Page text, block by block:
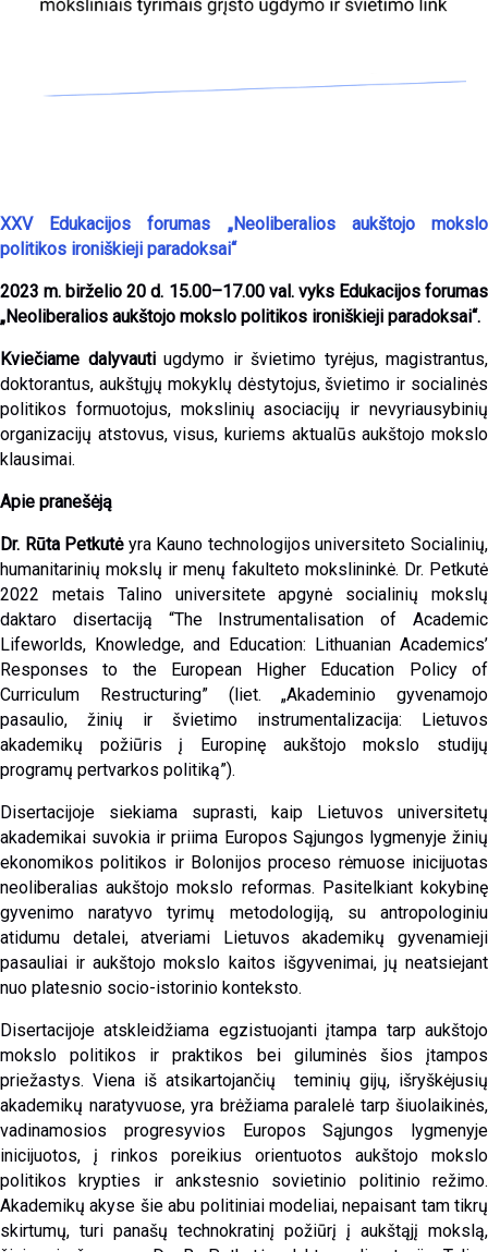
XXV Edukacijos forumas „Neoliberalios aukštojo mokslo
politikos ironiškieji paradoksai“
2023 m. birželio 20 d. 15.00–17.00 val. vyks Edukacijos forumas
„Neoliberalios aukštojo mokslo politikos ironiškieji paradoksai“.
Kviečiame dalyvautiugdymo ir švietimo tyrėjus, magistrantus,
doktorantus, aukštųjų mokyklų dėstytojus, švietimo ir socialinės
politikos formuotojus, mokslinių asociacijų ir nevyriausybinių
organizacijų atstovus, visus, kuriems aktualūs aukštojo mokslo
klausimai.
Apie pranešėją
Dr. Rūta Petkutėyra Kauno technologijos universiteto Socialinių,
humanitarinių mokslų ir menų fakulteto mokslininkė. Dr. Petkutė
2022 metais Talino universitete apgynė socialinių mokslų
daktaro disertaciją “The Instrumentalisation of Academic
Lifeworlds, Knowledge, and Education: Lithuanian Academics’
Responses to the European Higher Education Policy of
Curriculum Restructuring” (liet. „Akademinio gyvenamojo
pasaulio, žinių ir švietimo instrumentalizacija: Lietuvos
akademikų požiūris į Europinę aukštojo mokslo studijų
programų pertvarkos politiką”).
Disertacijoje siekiama suprasti, kaip Lietuvos universitetų
akademikai suvokia ir priima Europos Sąjungos lygmenyje žinių
ekonomikos politikos ir Bolonijos proceso rėmuose inicijuotas
neoliberalias aukštojo mokslo reformas. Pasitelkiant kokybinę
gyvenimo naratyvo tyrimų metodologiją, su antropologiniu
atidumu detalei, atveriami Lietuvos akademikų gyvenamieji
pasauliai ir aukštojo mokslo kaitos išgyvenimai, jų neatsiejant
nuo platesnio socio-istorinio konteksto.
Disertacijoje atskleidžiama egzistuojanti įtampa tarp aukštojo
mokslo politikos ir praktikos bei giluminės šios įtampos
priežastys. Viena iš atsikartojančių teminių gijų, išryškėjusių
akademikų naratyvuose, yra brėžiama paralelė tarp šiuolaikinės,
vadinamosios progresyvios Europos Sąjungos lygmenyje
inicijuotos, į rinkos poreikius orientuotos aukštojo mokslo
politikos krypties ir ankstesnio sovietinio politinio režimo.
Akademikų akyse šie abu politiniai modeliai, nepaisant tam tikrų
skirtumų, turi panašų technokratinį požiūrį į aukštąjį mokslą,